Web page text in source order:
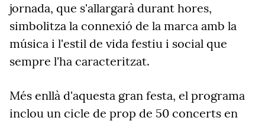
jornada, que s'allargarà durant hores,
simbolitza la connexió de la marca amb la
música i l'estil de vida festiu i social que
sempre l'ha caracteritzat.
Més enllà d'aquesta gran festa, el programa
inclou un cicle de prop de 50 concerts en